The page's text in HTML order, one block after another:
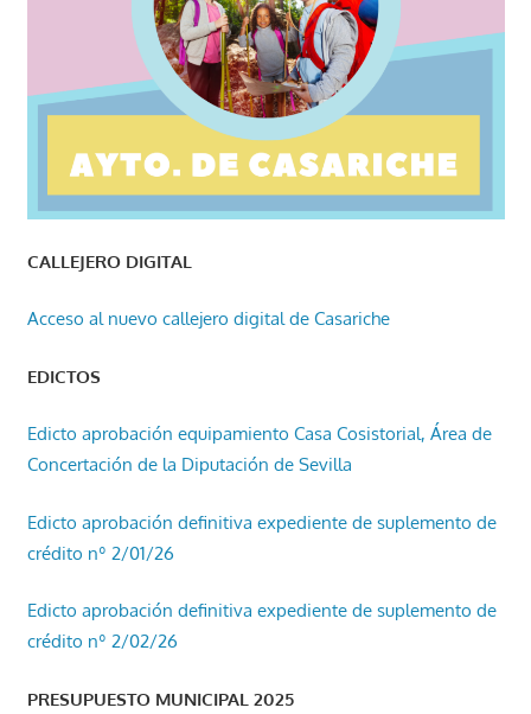
CALLEJERO DIGITAL
Acceso al nuevo callejero digital de Casariche
EDICTOS
Edicto aprobación equipamiento Casa Cosistorial, Área de
Concertación de la Diputación de Sevilla
Edicto aprobación definitiva expediente de suplemento de
crédito nº 2/01/26
Edicto aprobación definitiva expediente de suplemento de
crédito nº 2/02/26
PRESUPUESTO MUNICIPAL 2025